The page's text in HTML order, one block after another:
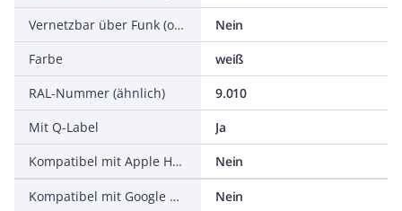
Vernetzbar über Funk (optional)
Nein
Farbe
weiß
RAL-Nummer (ähnlich)
9.010
Mit Q-Label
Ja
Kompatibel mit Apple HomeKit
Nein
Kompatibel mit Google Assistant
Nein